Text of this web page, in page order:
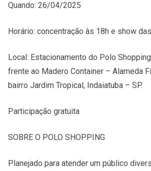
Quando: 26/04/2025
Horário: concentração às 18h e show
Local: Estacionamento do Polo
frente ao Madero Container – Alameda
bairro Jardim Tropical, Indaiatuba – SP.
Participação gratuita
SOBRE O POLO SHOPPING
Planejado para atender um público